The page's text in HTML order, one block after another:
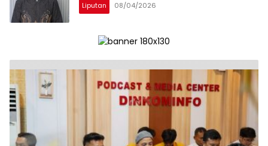
Liputan 08/04/2026